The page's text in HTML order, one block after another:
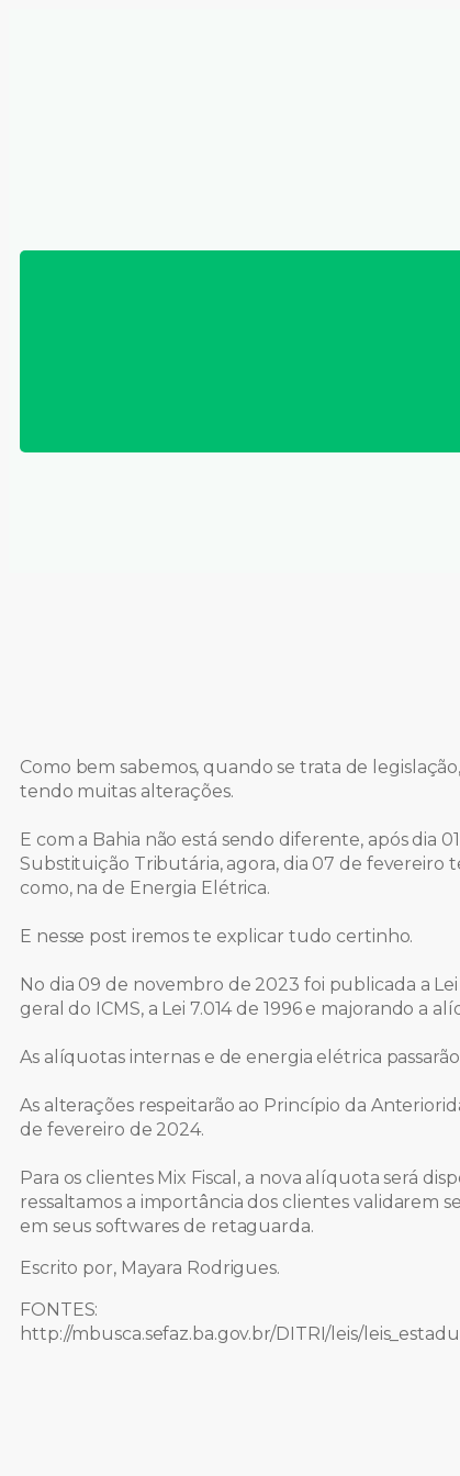
Como bem sabemos, quando se trata de
tendo muitas alterações.
E com a Bahia não está sendo diferente, após dia
Substituição Tributária, agora, dia 07 de
como, na de Energia Elétrica.
E nesse post iremos te explicar tudo certinho.
No dia 09 de novembro de 2023 foi publicada a
geral do ICMS, a Lei 7.014 de 1996 e majorando a
As alíquotas internas e de energia elétrica passarão
As alterações respeitarão ao Princípio da
de fevereiro de 2024.
Para os clientes Mix Fiscal, a nova alíquota será
ressaltamos a importância dos clientes validarem
em seus softwares de retaguarda.
Escrito por, Mayara Rodrigues.
FONTES:
http://mbusca.sefaz.ba.gov.br/DITRI/leis/